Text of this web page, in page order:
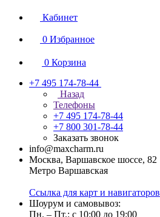
Кабинет
0 Избранное
0 Корзина
+7 495 174-78-44
Назад
Телефоны
+7 495 174-78-44
+7 800 301-78-44
Заказать звонок
info@maxcharm.ru
Москва, Варшавское шоссе, 82
Метро Варшавская
Ссылка для карт и навигаторов
Шоурум и самовывоз:
Пн. – Пт.: с 10:00 до 19:00